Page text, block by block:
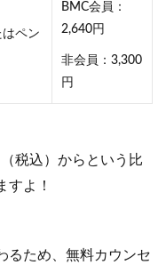
ペン
BMC会員：
2,640円
非会員：3,300
円
税込）からという比
すよ！
るため、無料カウンセ